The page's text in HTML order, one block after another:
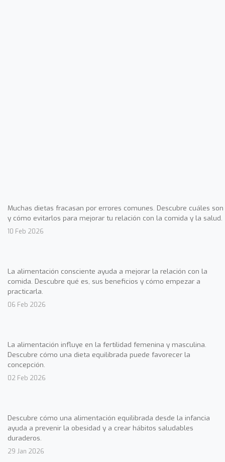
Muchas dietas fracasan por errores comunes. Descubre cuáles son
y cómo evitarlos para mejorar tu relación con la comida y la salud.
10 Feb 2026
La alimentación consciente ayuda a mejorar la relación con la
comida. Descubre qué es, sus beneficios y cómo empezar a
practicarla.
06 Feb 2026
La alimentación influye en la fertilidad femenina y masculina.
Descubre cómo una dieta equilibrada puede favorecer la
concepción.
02 Feb 2026
Descubre cómo una alimentación equilibrada desde la infancia
ayuda a prevenir la obesidad y a crear hábitos saludables
duraderos.
29 Jan 2026